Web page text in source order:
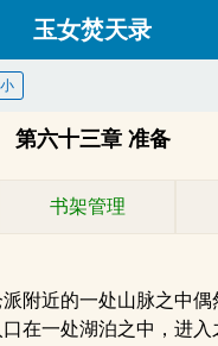
玉女焚天录
小
第六十三章 准备
书架管理
附近的一处山脉之中偶
在一处湖泊之中，进入